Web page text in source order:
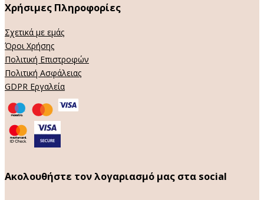
Χρήσιμες Πληροφορίες
Σχετικά με εμάς
Όροι Χρήσης
Πολιτική Επιστροφών
Πολιτική Ασφάλειας
GDPR Εργαλεία
Ακολουθήστε τον λογαριασμό μας στα social